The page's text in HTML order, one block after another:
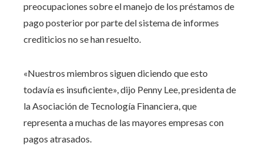
preocupaciones sobre el manejo de los préstamos de
pago posterior por parte del sistema de informes
crediticios no se han resuelto.
«Nuestros miembros siguen diciendo que esto
todavía es insuficiente», dijo Penny Lee, presidenta de
la Asociación de Tecnología Financiera, que
representa a muchas de las mayores empresas con
pagos atrasados.